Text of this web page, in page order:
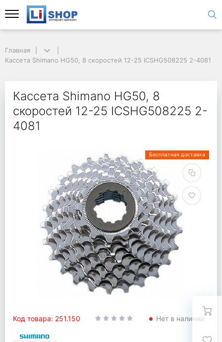
Главная
Кассета Shimano HG50, 8 скоростей 12-25 ICSHG508225 2-4081
Кассета Shimano HG50, 8
скоростей 12-25 ICSHG508225 2-
4081
Бесплатная доставка
Код товара: 251.150 Нет в наличии